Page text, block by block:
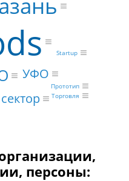
УФО
Торговля
Прототип
Startup
персоны: